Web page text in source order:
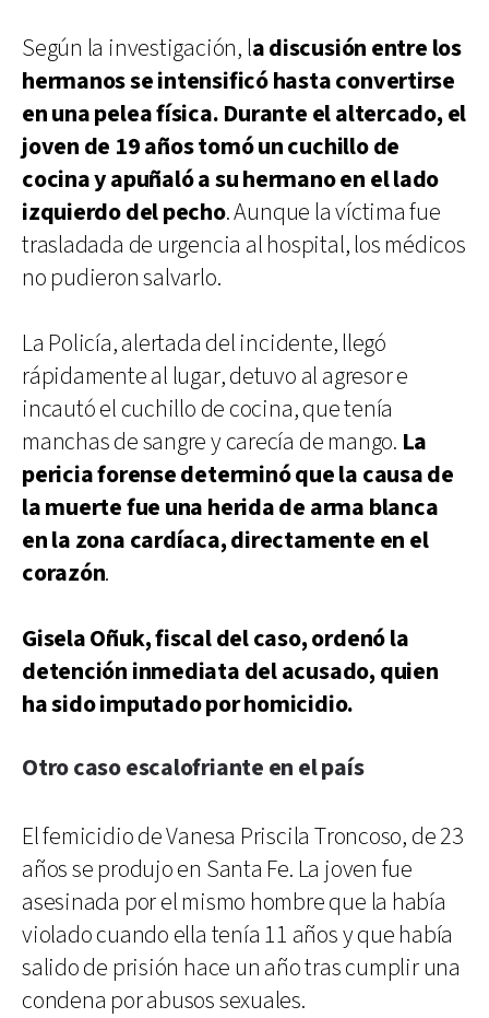
Según la investigación, la discusión entre los
hermanos se intensificó hasta convertirse
en una pelea física. Durante el altercado, el
joven de 19 años tomó un cuchillo de
cocina y apuñaló a su hermano en el lado
izquierdo del pecho. Aunque la víctima fue
trasladada de urgencia al hospital, los médicos
no pudieron salvarlo.
La Policía, alertada del incidente, llegó
rápidamente al lugar, detuvo al agresor e
incautó el cuchillo de cocina, que tenía
manchas de sangre y carecía de mango. La
pericia forense determinó que la causa de
la muerte fue una herida de arma blanca
en la zona cardíaca, directamente en el
corazón.
Gisela Oñuk, fiscal del caso, ordenó la
detención inmediata del acusado, quien
ha sido imputado por homicidio.
Otro caso escalofriante en el país
El femicidio de Vanesa Priscila Troncoso, de 23
años se produjo en Santa Fe. La joven fue
asesinada por el mismo hombre que la había
violado cuando ella tenía 11 años y que había
salido de prisión hace un año tras cumplir una
condena por abusos sexuales.